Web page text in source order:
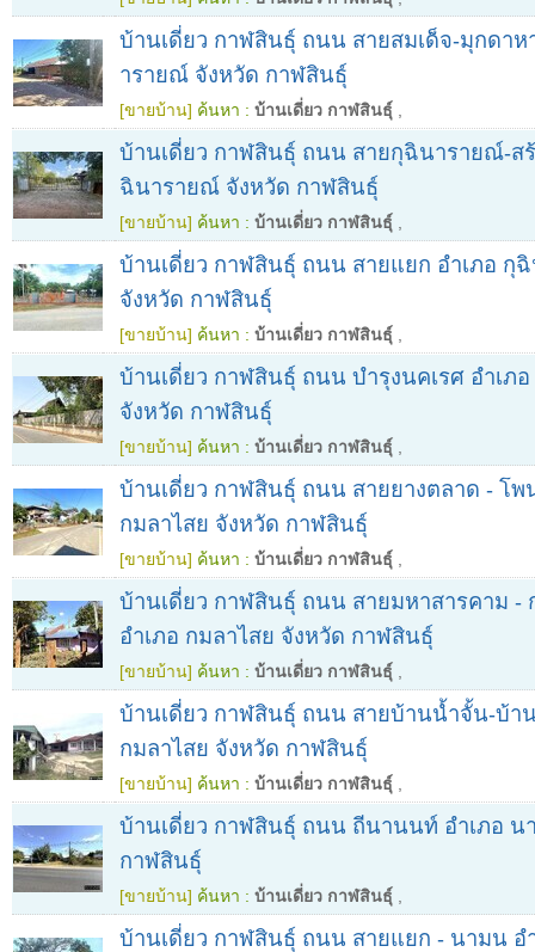
บ้านเดี่ยว กาฬสินธุ์ ถนน สายสมเด็จ-มุกดาห
ารายณ์ จังหวัด กาฬสินธุ์
[ขายบ้าน] ค้นหา : บ้านเดี่ยว กาฬสินธุ์
บ้านเดี่ยว กาฬสินธุ์ ถนน สายกุฉินารายณ์-สร้
ฉินารายณ์ จังหวัด กาฬสินธุ์
[ขายบ้าน] ค้นหา : บ้านเดี่ยว กาฬสินธุ์
บ้านเดี่ยว กาฬสินธุ์ ถนน สายแยก อำเภอ กุ
จังหวัด กาฬสินธุ์
[ขายบ้าน] ค้นหา : บ้านเดี่ยว กาฬสินธุ์
บ้านเดี่ยว กาฬสินธุ์ ถนน บำรุงนคเรศ อำเภ
จังหวัด กาฬสินธุ์
[ขายบ้าน] ค้นหา : บ้านเดี่ยว กาฬสินธุ์
บ้านเดี่ยว กาฬสินธุ์ ถนน สายยางตลาด - โพ
กมลาไสย จังหวัด กาฬสินธุ์
[ขายบ้าน] ค้นหา : บ้านเดี่ยว กาฬสินธุ์
บ้านเดี่ยว กาฬสินธุ์ ถนน สายมหาสารคาม -
อำเภอ กมลาไสย จังหวัด กาฬสินธุ์
[ขายบ้าน] ค้นหา : บ้านเดี่ยว กาฬสินธุ์
บ้านเดี่ยว กาฬสินธุ์ ถนน สายบ้านน้ำจั้น-บ้า
กมลาไสย จังหวัด กาฬสินธุ์
[ขายบ้าน] ค้นหา : บ้านเดี่ยว กาฬสินธุ์
บ้านเดี่ยว กาฬสินธุ์ ถนน ถีนานนท์ อำเภอ น
กาฬสินธุ์
[ขายบ้าน] ค้นหา : บ้านเดี่ยว กาฬสินธุ์
บ้านเดี่ยว กาฬสินธุ์ ถนน สายแยก - นามน อ